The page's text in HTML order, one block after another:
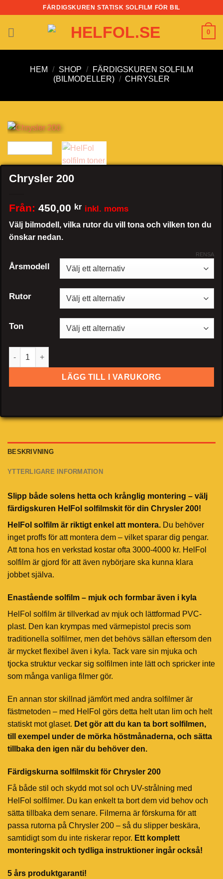
content
FÄRDIGSKUREN STATISK SOLFILM FÖR BIL
0
HEM / SHOP /
FÄRDIGSKUREN SOLFILM
(BILMODELLER) / CHRYSLER
Chrysler 200
Från: 450,00 kr inkl. moms
Välj bilmodell, vilka rutor du vill tona och vilken ton du
önskar nedan.
Årsmodell
Rutor
Ton
RENSA
Chrysler 200 mängd
LÄGG TILL I VARUKORG
BESKRIVNING
YTTERLIGARE INFORMATION
Slipp både solens hetta och krånglig montering – välj
färdigskuren HelFol solfilmskit för din Chrysler 200!
HelFol solfilm är riktigt enkel att montera. Du behöver
inget proffs för att montera dem – vilket sparar dig pengar.
Att tona hos en verkstad kostar ofta 3000-4000 kr. HelFol
solfilm är gjord för att även nybörjare ska kunna klara
jobbet själva.
Enastående solfilm – mjuk och formbar även i kyla
HelFol solfilm är tillverkad av mjuk och lättformad PVC-
plast. Den kan krympas med värmepistol precis som
traditionella solfilmer, men det behövs sällan eftersom den
är mycket flexibel även i kyla. Tack vare sin mjuka och
tjocka struktur veckar sig solfilmen inte lätt och spricker inte
som många vanliga filmer gör.
En annan stor skillnad jämfört med andra solfilmer är
fästmetoden – med HelFol görs detta helt utan lim och helt
statiskt mot glaset. Det gör att du kan ta bort solfilmen,
till exempel under de mörka höstmånaderna, och sätta
tillbaka den igen när du behöver den.
Färdigskurna solfilmskit för Chrysler 200
Få både stil och skydd mot sol och UV-strålning med
HelFol solfilmer. Du kan enkelt ta bort dem vid behov och
sätta tillbaka dem senare. Filmerna är förskurna för att
passa rutorna på Chrysler 200 – så du slipper beskära,
samtidigt som du inte riskerar repor. Ett komplett
monteringskit och tydliga instruktioner ingår också!
5 års produktgaranti!